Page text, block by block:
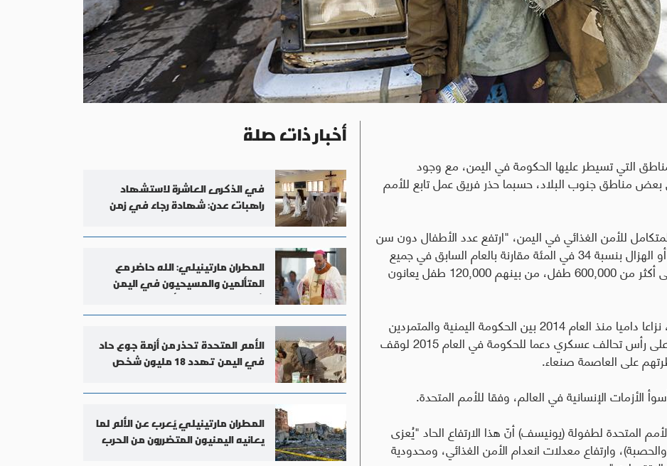
التي تسيطر عليها الحكومة في اليمن، مع وجود
مناطق جنوب البلاد، حسبما حذر فريق عمل تابع للأمم
للأمن الغذائي في اليمن، "ارتفع عدد الأطفال دون سن
الخامسة الذين يعانون من سوء التغذية الحاد أو الهزال بنسبة 34 في المئة مقارنة بالعام السابق في جميع
مناطق سيطرة الحكومة اليمنية، ممّا يؤثر على أكثر من 600,000 طفل، من بينهم 120,000 طفل يعانون
ويشهد اليمن، أفقر دول شبه الجزيرة العربية، نزاعا داميا منذ العام 2014 بين الحكومة اليمنية والمتمردين
الحوثيين. وتصاعد النزاع مع تدخل السعودية على رأس تحالف عسكري دعما للحكومة في العام 2015 لوقف
على العاصمة صنعاء.
الأزمات الإنسانية في العالم، وفقا للأمم المتحدة.
المتحدة لطفولة (يونيسف) أنّ هذا الارتفاع الحاد "يُعزى
وارتفاع معدلات انعدام الأمن الغذائي، ومحدودية
أخبار ذات صلة
في الذكرى العاشرة لاستشهاد
راهبات عدن: شهادة رجاء في زمن
المطران مارتينيلي: الله حاضر مع
المتألمين والمسيحيون في اليمن
شهود رجاء وسط الألم
الأمم المتحدة تحذر من أزمة جوع حاد
في اليمن تهدد 18 مليون شخص
المطران مارتينيلي يُعرب عن الألم لما
يعانيه اليمنيون المتضررون من الحرب